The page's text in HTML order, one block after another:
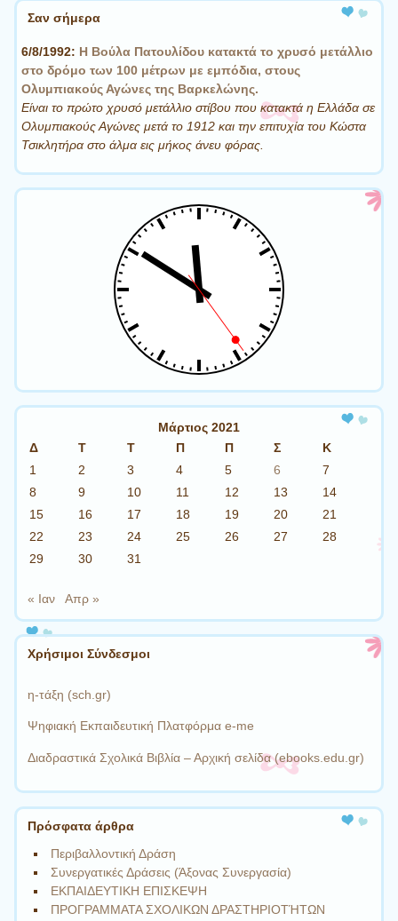
Σαν σήμερα
6/8/1992: Η Βούλα Πατουλίδου κατακτά το χρυσό μετάλλιο
στο δρόμο των 100 μέτρων με εμπόδια, στους
Ολυμπιακούς Αγώνες της Βαρκελώνης.
Είναι το πρώτο χρυσό μετάλλιο στίβου που κατακτά η Ελλάδα σε
Ολυμπιακούς Αγώνες μετά το 1912 και την επιτυχία του Κώστα
Τσικλητήρα στο άλμα εις μήκος άνευ φόρας.
Μάρτιος 2021
Δ
Τ Τ Π Π Σ
Κ
1
2 3 4 5 6
7
8
9 10 11 12 13
14
15
16 17 18 19 20
21
22
23 24 25 26 27
28
29
30 31
« Ιαν Απρ »
Χρήσιμοι Σύνδεσμοι
η-τάξη (sch.gr)
Ψηφιακή Εκπαιδευτική Πλατφόρμα e-me
Διαδραστικά Σχολικά Βιβλία – Αρχική σελίδα (ebooks.edu.gr)
Πρόσφατα άρθρα
Περιβαλλοντική Δράση
Συνεργατικές Δράσεις (Άξονας Συνεργασία)
ΕΚΠΑΙΔΕΥΤΙΚΗ ΕΠΙΣΚΕΨΗ
ΠΡΟΓΡΑΜΜΑΤΑ ΣΧΟΛΙΚΩΝ ΔΡΑΣΤΗΡΙΟΤΉΤΩΝ